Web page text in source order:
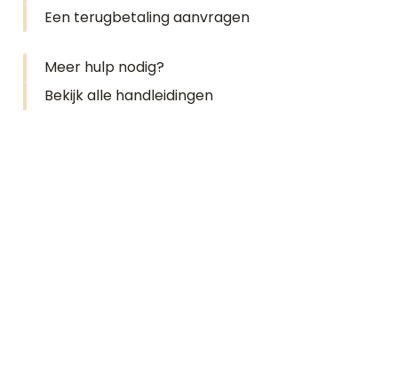
Een terugbetaling aanvragen
Meer hulp nodig?
Bekijk alle handleidingen